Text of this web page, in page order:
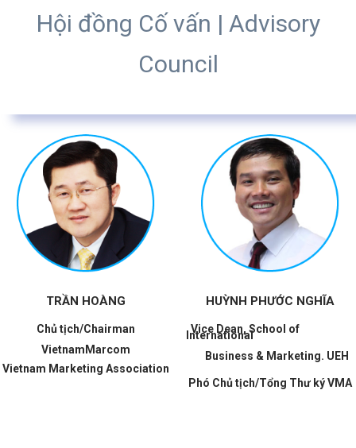
Hội đồng Cố vấn | Advisory
Council
TRẦN HOÀNG
Chủ tịch/Chairman
VietnamMarcom
Vietnam Marketing Association
HUỲNH PHƯỚC NGHĨA
Vice Dean, School of
International
Business & Marketing. UEH
Phó Chủ tịch/Tổng Thư ký VMA